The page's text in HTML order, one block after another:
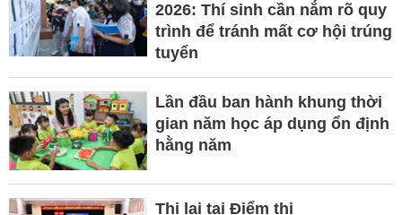
2026: Thí sinh cần nắm rõ quy
trình để tránh mất cơ hội trúng
tuyển
Lần đầu ban hành khung thời
gian năm học áp dụng ổn định
hằng năm
Thi lại tại Điểm thi